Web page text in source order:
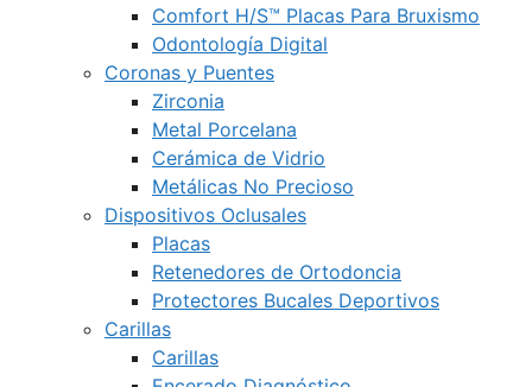
Comfort H/S™ Placas Para Bruxismo
Odontología Digital
Coronas y Puentes
Zirconia
Metal Porcelana
Cerámica de Vidrio
Metálicas No Precioso
Dispositivos Oclusales
Placas
Retenedores de Ortodoncia
Protectores Bucales Deportivos
Carillas
Carillas